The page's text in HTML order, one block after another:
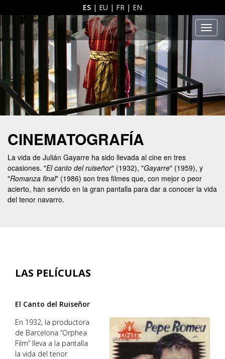
ES | EU | FR | EN
CINEMATOGRAFÍA
La vida de Julián Gayarre ha sido llevada al cine en tres
ocasiones. "El canto del ruiseñor" (1932), "Gayarre" (1959), y
"Romanza final" (1986) son tres filmes que, con mejor o peor
acierto, han servido en la gran pantalla para dar a conocer la vida
del tenor navarro.
LAS PELÍCULAS
El Canto del Ruiseñor
En 1932, la productora
de Barcelona “Orphea
Film” lleva a la pantalla
la vida del tenor